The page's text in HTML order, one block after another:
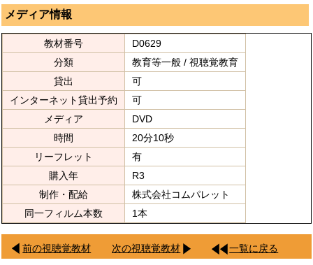
メディア情報
教材番号
D0629
分類
教育等一般 / 視聴覚教育
貸出
可
インターネット貸出予約
可
メディア
DVD
時間
20分10秒
リーフレット
有
購入年
R3
制作・配給
株式会社コムパレット
同一フィルム本数
1本
前の視聴覚教材 次の視聴覚教材 一覧に戻る